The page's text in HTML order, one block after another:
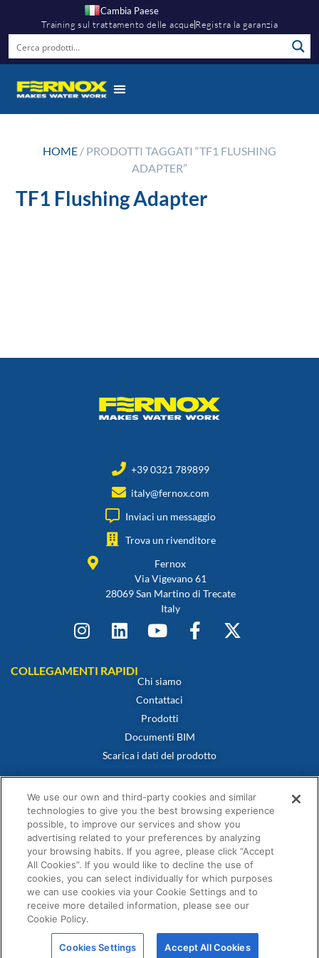
Cambia Paese
Training sul trattamento delle acqueRegistra la garanzia
HOME / PRODOTTI TAGGATI “TF1 FLUSHING
ADAPTER”
TF1 Flushing Adapter
+39 0321 789899
italy@fernox.com
Inviaci un messaggio
Trova un rivenditore
Fernox
Via Vigevano 61
28069 San Martino di Trecate
Italy
COLLEGAMENTI RAPIDI
Chi siamo
Contattaci
Prodotti
Documenti BIM
Scarica i dati del prodotto
POLITICHE
Certificato di conformità
Politica sui cookie
Dichiarazione di non responsabilità
Informativa sulla privacy
Termini e condizioni di vendita
Dichiarazione di garanzia
© Fernox è un’azienda di Element Solutions Inc 2026. Tutti i diritti riservati.
We use our own and third-party cookies and similar
technologies to give you the best browsing experience
possible, to improve our services and show you
advertising related to your preferences by analyzing
your browsing habits. If you agree, please click “Accept
All Cookies”. If you would like to decline the use of
cookies, you can select individually for which purposes
we can use cookies via your Cookie Settings and to
receive more detailed information, please see our
Cookie Policy.
Cookies Settings Accept All Cookies